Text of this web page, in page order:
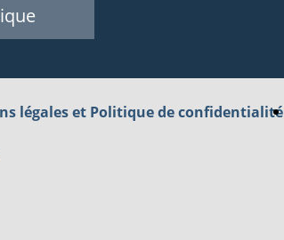
légales et Politique de confidentialité